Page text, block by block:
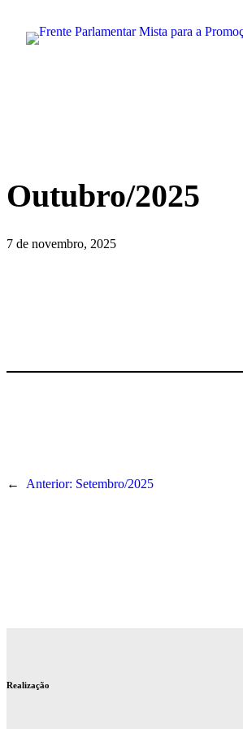
Outubro/2025
7 de novembro, 2025
← Anterior: Setembro/2025
Realização